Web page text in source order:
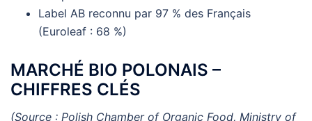
Label AB reconnu par 97 % des Français
(Euroleaf : 68 %)
MARCHÉ BIO POLONAIS –
CHIFFRES CLÉS
(Source : Polish Chamber of Organic Food, Ministry of